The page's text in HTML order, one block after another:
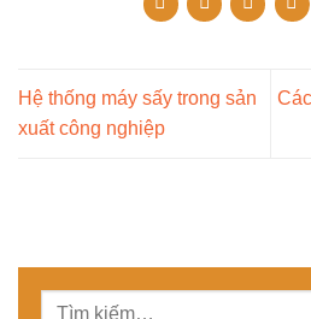
Hệ thống máy sấy trong sản
xuất công nghiệp